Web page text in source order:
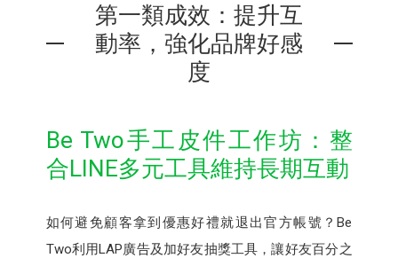
第一類成效：提升互
動率，強化品牌好感
度
Be Two手工皮件⼯作坊：整
合LINE多元工具維持長期互動
如何避免顧客拿到優惠好禮就退出官方帳號？Be
Two利用LAP廣告及加好友抽獎⼯具，讓好友百分之